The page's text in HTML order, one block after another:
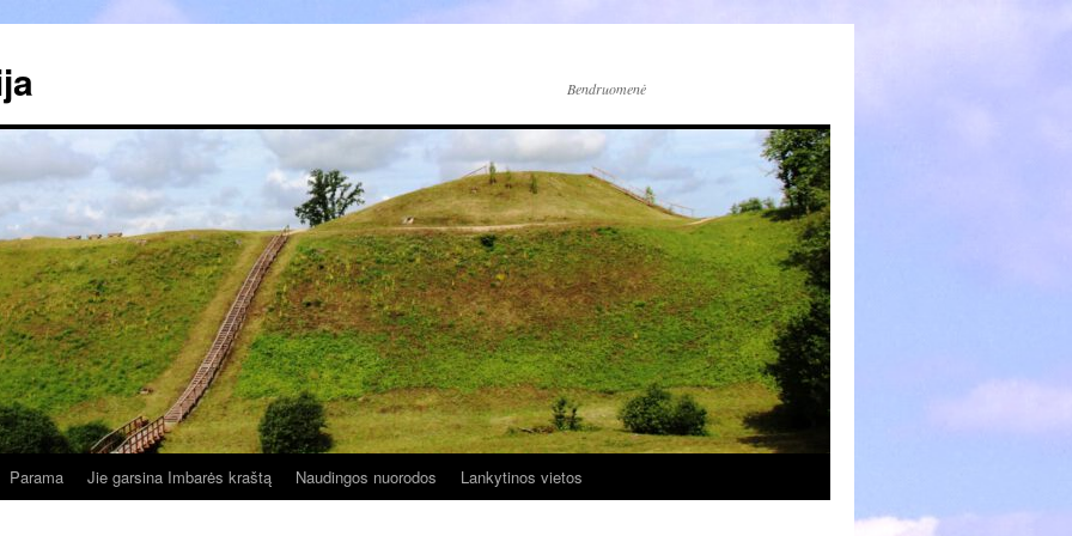
Bendruomenė
Parama Jie garsina Imbarės kraštą Naudingos nuorodos Lankytinos vietos